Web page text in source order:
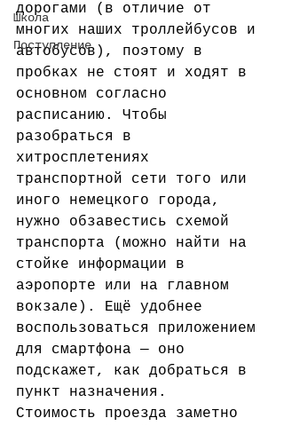
Школа
Поступление
дорогами (в отличие от
многих наших троллейбусов и
автобусов), поэтому в
пробках не стоят и ходят в
основном согласно
расписанию. Чтобы
разобраться в
хитросплетениях
транспортной сети того или
иного немецкого города,
нужно обзавестись схемой
транспорта (можно найти на
стойке информации в
аэропорте или на главном
вокзале). Ещё удобнее
воспользоваться приложением
для смартфона — оно
подскажет, как добраться в
пункт назначения.
Стоимость проезда заметно